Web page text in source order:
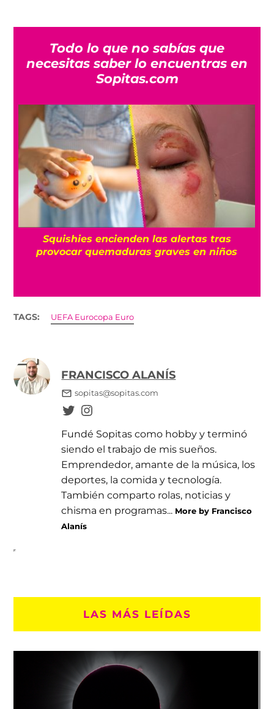
Todo lo que no sabías que
necesitas saber lo encuentras en
Sopitas.com
Squishies encienden las alertas tras
provocar quemaduras graves en niños
TAGS: UEFA Eurocopa Euro
FRANCISCO ALANÍS
sopitas@sopitas.com
Fundé Sopitas como hobby y terminó
siendo el trabajo de mis sueños.
Emprendedor, amante de la música, los
deportes, la comida y tecnología.
También comparto rolas, noticias y
chisma en programas... More by Francisco
Alanís
LAS MÁS LEÍDAS